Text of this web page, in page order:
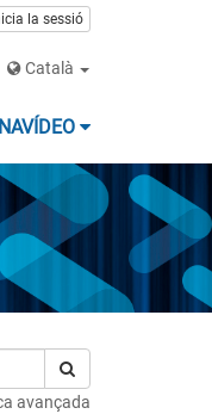
la sessió
Català
avançada